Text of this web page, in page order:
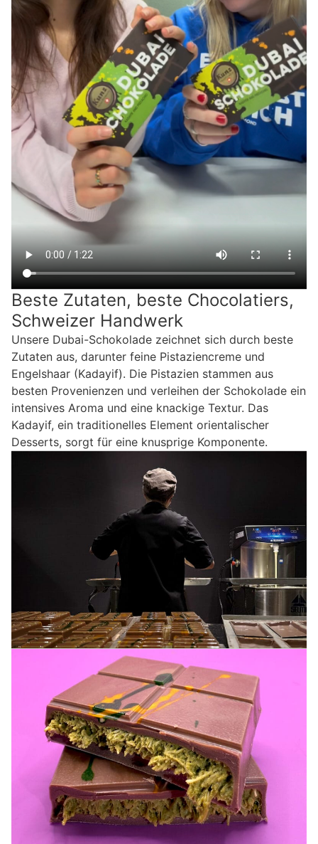
Beste Zutaten, beste Chocolatiers,
Schweizer Handwerk
Unsere Dubai-Schokolade zeichnet sich durch beste
Zutaten aus, darunter feine Pistaziencreme und
Engelshaar (Kadayif). Die Pistazien stammen aus
besten Provenienzen und verleihen der Schokolade ein
intensives Aroma und eine knackige Textur. Das
Kadayif, ein traditionelles Element orientalischer
Desserts, sorgt für eine knusprige Komponente.